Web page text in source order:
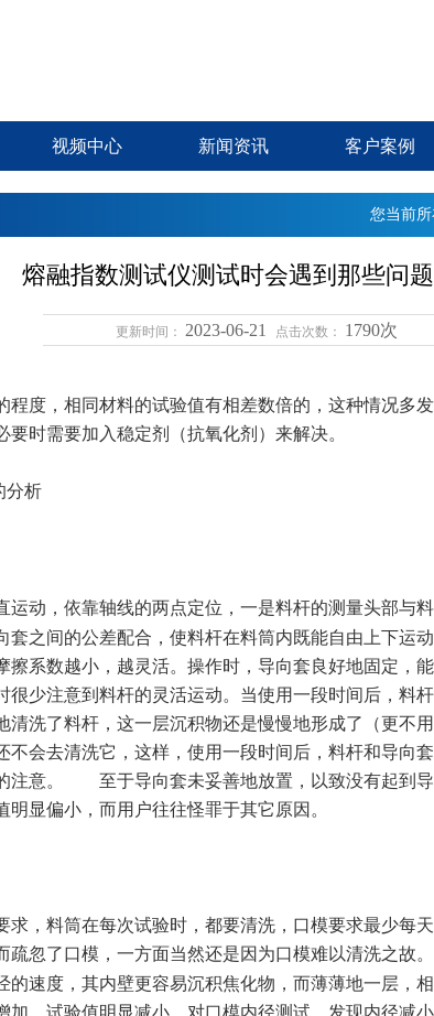
视频中心 新闻资讯 客户案例
您当前所
熔融指数测试仪测试时会遇到那些问题
更新时间： 2023-06-21 点击次数： 1790次
程度，相同材料的试验值有相差数倍的，这种情况多
时需要加入稳定剂（抗氧化剂）来解决。
分析
运动，依靠轴线的两点定位，一是料杆的测量头部与
套之间的公差配合，使料杆在料筒内既能自由上下运
擦系数越小，越灵活。操作时，导向套良好地固定，
很少注意到料杆的灵活运动。当使用一段时间后，料
清洗了料杆，这一层沉积物还是慢慢地形成了（更不
不会去清洗它，这样，使用一段时间后，料杆和导向
注意。 至于导向套未妥善地放置，以致没有起到
显偏小，而用户往往怪罪于其它原因。
求，料筒在每次试验时，都要清洗，口模要求最少每
疏忽了口模，一方面当然还是因为口模难以清洗之故
的速度，其内壁更容易沉积焦化物，而薄薄地一层，
加，试验值明显减小。对口模内径测试，发现内径减